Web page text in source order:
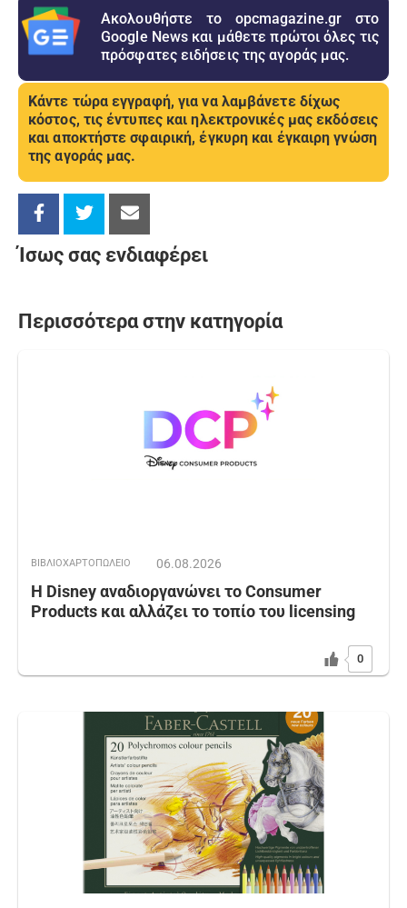
Ακολουθήστε το opcmagazine.gr στο
Google News και μάθετε πρώτοι όλες τις
πρόσφατες ειδήσεις της αγοράς μας.
Κάντε τώρα εγγραφή, για να λαμβάνετε δίχως
κόστος, τις έντυπες και ηλεκτρονικές μας εκδόσεις
και αποκτήστε σφαιρική, έγκυρη και έγκαιρη γνώση
της αγοράς μας.
Ίσως σας ενδιαφέρει
Περισσότερα στην κατηγορία
ΒΙΒΛΙΟΧΑΡΤΟΠΩΛΕΙΟ 06.08.2026
Η Disney αναδιοργανώνει το Consumer
Products και αλλάζει το τοπίο του licensing
0